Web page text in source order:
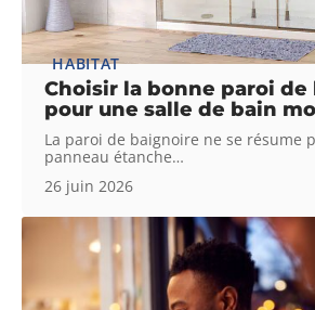
HABITAT
Choisir la bonne paroi
pour une salle de bain
La paroi de baignoire ne se résume
panneau étanche…
26 juin 2026